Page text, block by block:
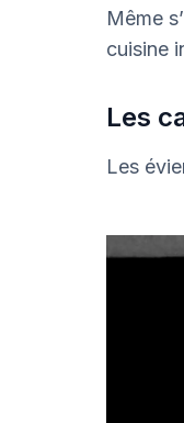
Même
cuisine
Les
Les